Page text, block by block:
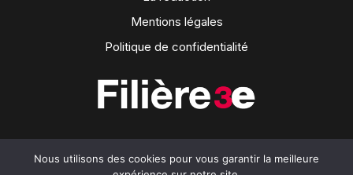
Mentions légales
Politique de confidentialité
Nous utilisons des cookies pour vous garantir la meilleure